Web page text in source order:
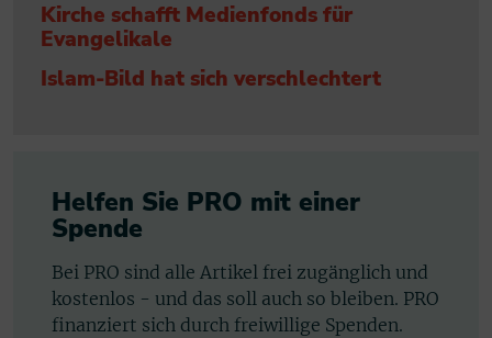
Kirche schafft Medienfonds für
Evangelikale
Islam-Bild hat sich verschlechtert
Helfen Sie PRO mit einer
Spende
Bei PRO sind alle Artikel frei zugänglich und
kostenlos - und das soll auch so bleiben. PRO
finanziert sich durch freiwillige Spenden.